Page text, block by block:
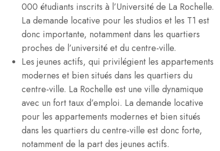
000 étudiants inscrits à l’Université de La Rochelle.
La demande locative pour les studios et les T1 est
donc importante, notamment dans les quartiers
proches de l’université et du centre-ville.
Les jeunes actifs, qui privilégient les appartements
modernes et bien situés dans les quartiers du
centre-ville. La Rochelle est une ville dynamique
avec un fort taux d’emploi. La demande locative
pour les appartements modernes et bien situés
dans les quartiers du centre-ville est donc forte,
notamment de la part des jeunes actifs.